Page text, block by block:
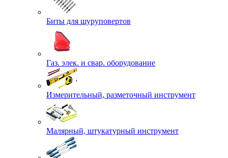
Биты для шуруповертов
Газ. элек. и свар. оборудование
Измерительный, разметочный инструмент
Малярный, штукатурный инструмент